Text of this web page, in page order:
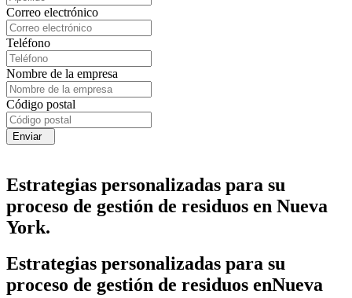
Correo electrónico
Teléfono
Nombre de la empresa
Código postal
Enviar
Estrategias personalizadas para su
proceso de gestión de residuos en Nueva
York.
Estrategias personalizadas para su
proceso de gestión de residuos enNueva